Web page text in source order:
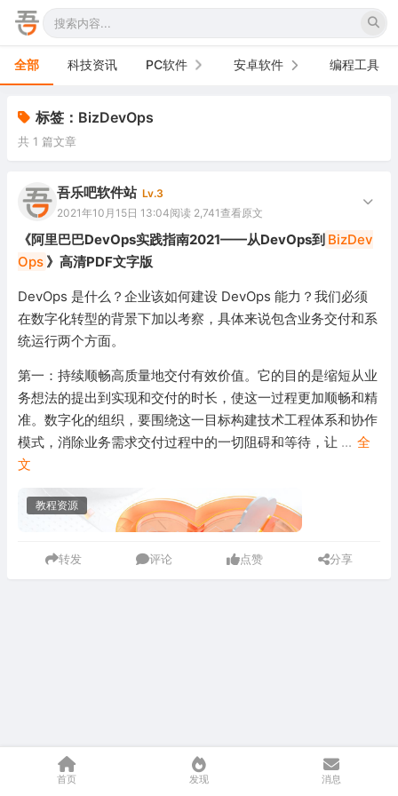
首页 发现 消息
全部 科技资讯 PC软件
办公软件
网络软件
图形图像
游戏娱乐
安全防御
系统下载
系统工具
安卓软件
手机软件
电视软件
车机软件
编程工具
标签：BizDevOps
共 1 篇文章
吾乐吧软件站 Lv.3
2021年10月15日 13:04阅读 2,741查看原文
《阿里巴巴DevOps实践指南2021——从DevOps到 BizDev
Ops 》高清PDF文字版
DevOps 是什么？企业该如何建设 DevOps 能力？我们必须
在数字化转型的背景下加以考察，具体来说包含业务交付和系
统运行两个方面。
第一：持续顺畅高质量地交付有效价值。它的目的是缩短从业
务想法的提出到实现和交付的时长，使这一过程更加顺畅和精
准。数字化的组织，要围绕这一目标构建技术工程体系和协作
模式，消除业务需求交付过程中的一切阻碍和等待，让 ... 全
文
教程资源
转发 评论 点赞 分享